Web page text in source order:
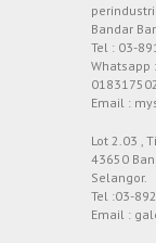
Bandar
Tel : 03-
Whatsapp :
Email :
Lot 2.03 ,
43650
Selangor.
Tel :03-
Email :